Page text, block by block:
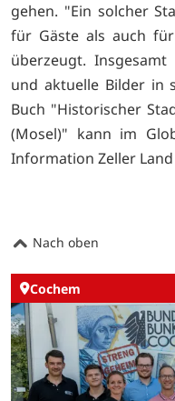
gehen. "Ein solcher
für Gäste als auch
überzeugt.
und aktuelle Bilder in
Buch "Historischer
(Mosel)" kann im
Information Zeller
Nach oben
Cochem